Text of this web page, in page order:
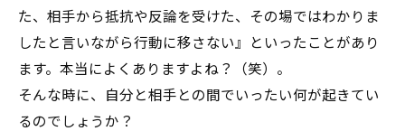
た、相手から抵抗や反論を受けた、その場ではわかりま
したと言いながら行動に移さない』といったことがあり
ます。本当によくありますよね？（笑）。
そんな時に、自分と相手との間でいったい何が起きてい
るのでしょうか？